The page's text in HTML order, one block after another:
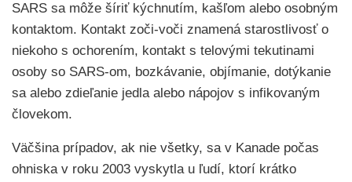
SARS sa môže šíriť kýchnutím, kašľom alebo osobným
kontaktom. Kontakt zoči-voči znamená starostlivosť o
niekoho s ochorením, kontakt s telovými tekutinami
osoby so SARS-om, bozkávanie, objímanie, dotýkanie
sa alebo zdieľanie jedla alebo nápojov s infikovaným
človekom.
Väčšina prípadov, ak nie všetky, sa v Kanade počas
ohniska v roku 2003 vyskytla u ľudí, ktorí krátko